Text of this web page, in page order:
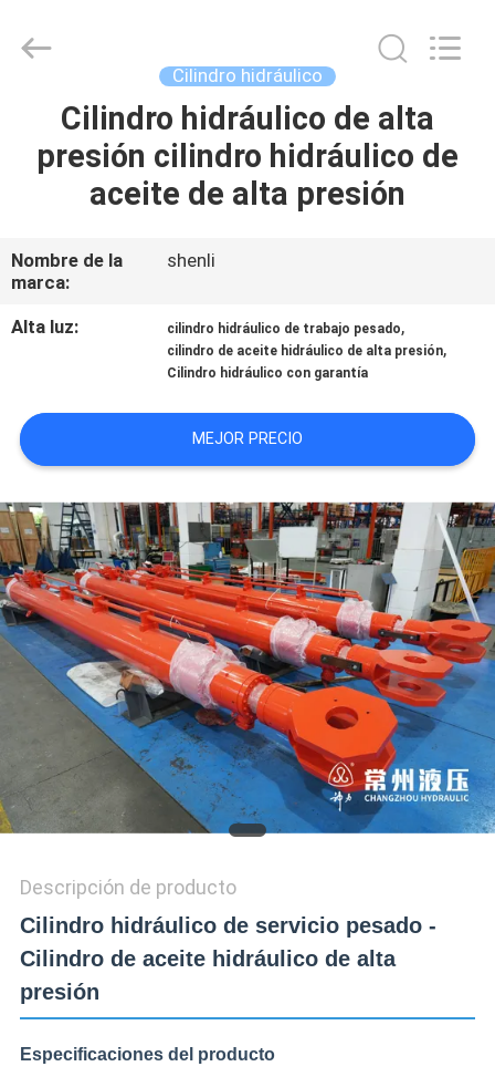
CASA
LOS
VÍDEOS
SOBRE
NOSOTROS
RECORRIDO
POR
LA
FÁBRICA
CONTROL
CALIDAD
CONTACTA
CON
NOSOTROS
SOLICITAR
UNA CITA
EQUIPMENT
CO.,LTD.
Cilindro hidráulico
Cilindro hidráulico de alta
presión cilindro hidráulico de
aceite de alta presión
Nombre de la
marca:
shenli
Alta luz: cilindro hidráulico de trabajo pesado,
cilindro de aceite hidráulico de alta presión,
Cilindro hidráulico con garantía
MEJOR PRECIO
Descripción de producto
Cilindro hidráulico de servicio pesado -
Cilindro de aceite hidráulico de alta
presión
Especificaciones del producto